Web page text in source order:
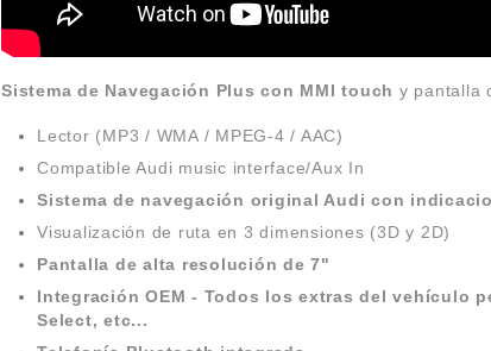
Sistema de Navegación Plus con MMI touch y pantalla
Lector (MP3 / WMA / MPEG-4 / AAC)
Compatible Audi music interface/Aux In
Sistema de navegación original Audi con
Visualización de ruta en 3 dimensiones (3D y 2D)
Pantalla de alta resolución de 7"
Integración OEM - Todos los extras del vehículo
Select, etc...